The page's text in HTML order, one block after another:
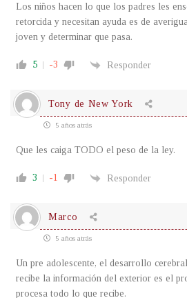
Los niños hacen lo que los padres les
retorcida y necesitan ayuda es de
joven y determinar que pasa.
5 -3 Responder
Tony de New York
5 años atrás
Que les caiga TODO el peso de la ley.
3 -1 Responder
Marco
5 años atrás
Un pre adolescente, el desarrollo
recibe la información del exterior es el
procesa todo lo que recibe.